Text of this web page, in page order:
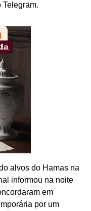
Telegram.
alvos do Hamas na
informou na noite
em
por um